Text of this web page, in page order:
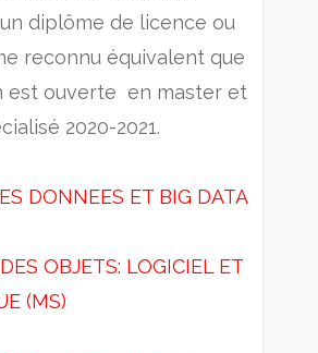
diplôme de licence ou
reconnu équivalent que
est ouverte en master et
2020-2021.
DONNEES ET BIG DATA
OBJETS: LOGICIEL ET
(MS)